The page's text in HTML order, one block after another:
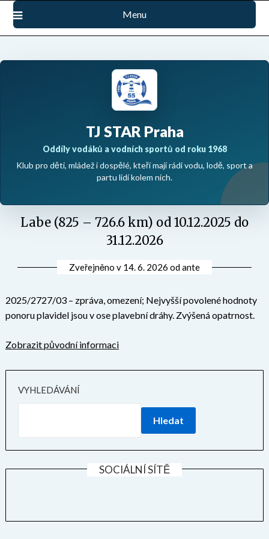
Přejdi
obsah
Menu
TJ STAR Praha
Oddíly vodáků a vodních sportů od roku 1968
Klub pro děti, mládež i dospělé, kteří mají rádi vodu, lodě, sport a
partu lidí kolem nich.
Labe (825 – 726.6 km) od 10.12.2025 do
31.12.2026
Zveřejněno v 14. 6. 2026 odante
2025/2727/03 – zpráva, omezení; Nejvyšší povolené hodnoty
ponoru plavidel jsou v ose plavební dráhy. Zvýšená opatrnost.
Zobrazit původní informaci
VYHLEDÁVÁNÍ
Hledat
SOCIÁLNÍ SÍTĚ